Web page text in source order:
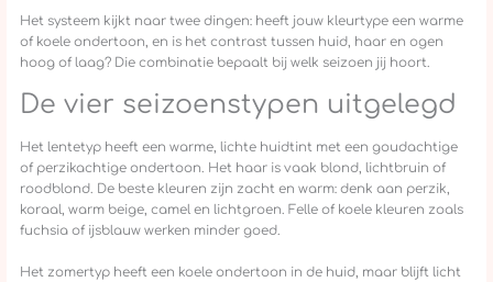
Het systeem kijkt naar twee dingen: heeft jouw kleurtype een warme
of koele ondertoon, en is het contrast tussen huid, haar en ogen
hoog of laag? Die combinatie bepaalt bij welk seizoen jij hoort.
De vier seizoenstypen uitgelegd
Het lentetyp heeft een warme, lichte huidtint met een goudachtige
of perzikachtige ondertoon. Het haar is vaak blond, lichtbruin of
roodblond. De beste kleuren zijn zacht en warm: denk aan perzik,
koraal, warm beige, camel en lichtgroen. Felle of koele kleuren zoals
fuchsia of ijsblauw werken minder goed.
Het zomertyp heeft een koele ondertoon in de huid, maar blijft licht